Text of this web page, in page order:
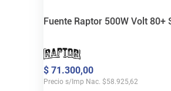
Fuente Raptor 500W Volt 80+
$ 71.300,00
Precio s/Imp Nac. $58.925,62